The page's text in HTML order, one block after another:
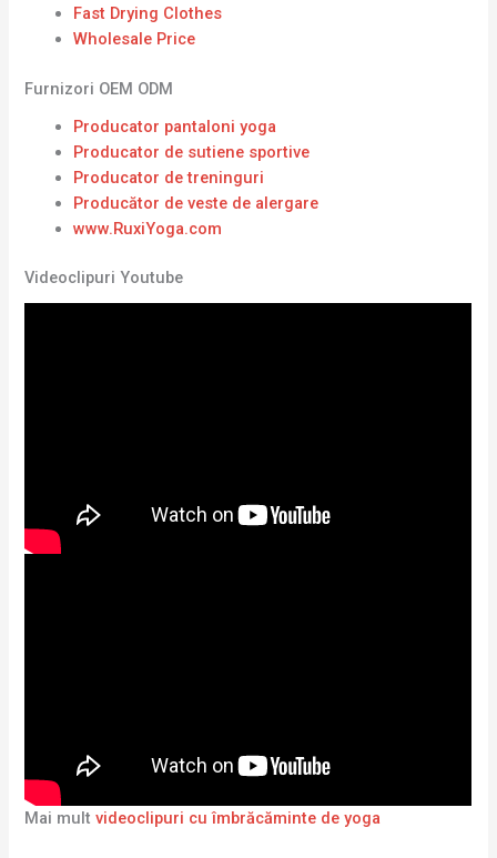
Fast Drying Clothes
Wholesale Price
Furnizori OEM ODM
Producator pantaloni yoga
Producator de sutiene sportive
Producator de treninguri
Producător de veste de alergare
www.RuxiYoga.com
Videoclipuri Youtube
Mai multvideoclipuri cu îmbrăcăminte de yoga